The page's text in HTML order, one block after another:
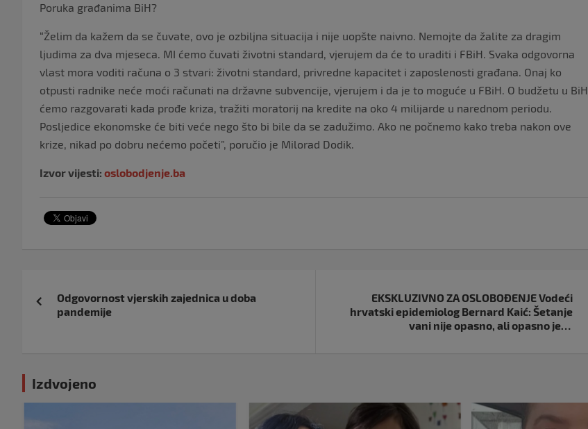
Poruka građanima BiH?
“Želim da kažem da se čuvate, ovo je ozbiljna situacija i nije uopšte naivno. Nemojte da žalite za dragim
ljudima za dva mjeseca. MI ćemo čuvati životni standard, vjerujem da će to uraditi i FBiH. Svaka odgovorna
vlast mora voditi računa o 3 stvari: životni standard, privredne kapacitet i zaposlenosti građana. Onaj ko
otpusti radnike neće moći računati na državne subvencije, vjerujem i da je to moguće u FBiH. O budžetu u BiH
ćemo razgovarati kada prođe kriza, tražiti moratorij na kredite na oko 4 milijarde u narednom periodu.
Posljedice ekonomske će biti veće nego što bi bile da se zadužimo. Ako ne počnemo kako treba nakon ove
krize, nikad po dobru nećemo početi”, poručio je Milorad Dodik.
Izvor vijesti: oslobodjenje.ba
objava
Odgovornost vjerskih zajednica u doba
pandemije
EKSKLUZIVNO ZA OSLOBOĐENJE Vodeći
hrvatski epidemiolog Bernard Kaić: Šetanje
vani nije opasno, ali opasno je…
Izdvojeno